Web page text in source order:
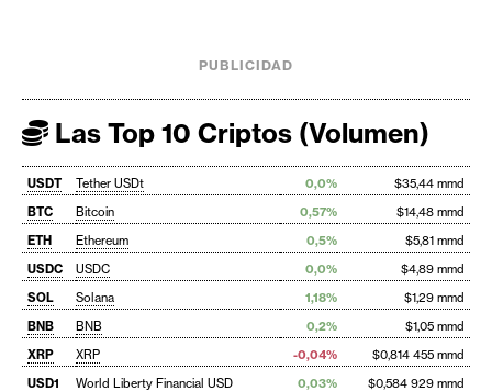
PUBLICIDAD
Las Top 10 Criptos (Volumen)
USDT Tether USDt 0,0%
$35,44 mmd
BTC
Bitcoin 0,57%
$14,48 mmd
ETH
Ethereum 0,5%
$5,81 mmd
USDC
USDC 0,0%
$4,89 mmd
SOL
Solana 1,18%
$1,29 mmd
BNB
BNB 0,2%
$1,05 mmd
XRP
XRP -0,04%
$0,814 455 mmd
USD1
World Liberty Financial USD 0,03%
$0,584 929 mmd